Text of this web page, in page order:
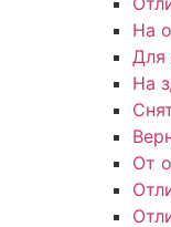
На
Для
На
От